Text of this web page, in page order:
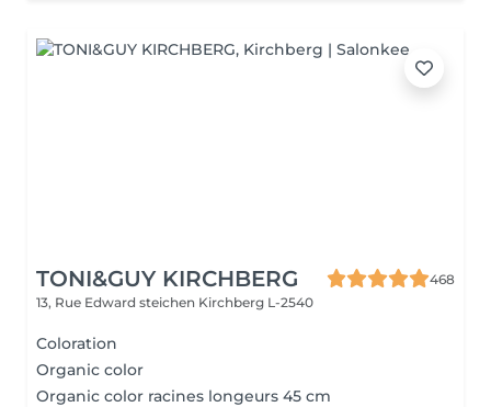
TONI&GUY KIRCHBERG
468
13, Rue Edward steichen Kirchberg L-2540
Coloration
Organic color
Organic color racines longeurs 45 cm